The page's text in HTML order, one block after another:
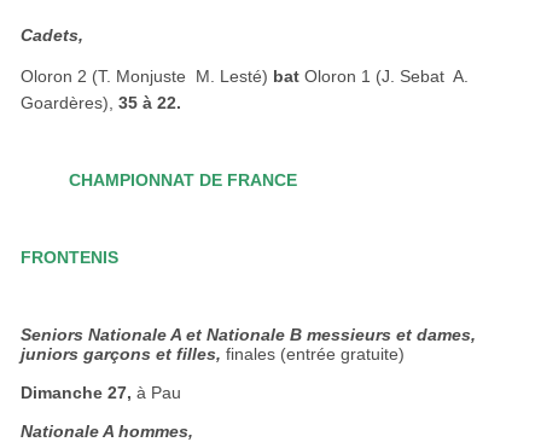
Cadets,
Oloron 2 (T. Monjuste  M. Lesté) batOloron 1 (J. Sebat  A.
Goardères),35 à 22.
CHAMPIONNAT DE FRANCE
FRONTENIS
Seniors Nationale A et Nationale B messieurs et dames,
juniors garçons et filles, finales (entrée gratuite)
Dimanche 27, à Pau
Nationale A hommes,